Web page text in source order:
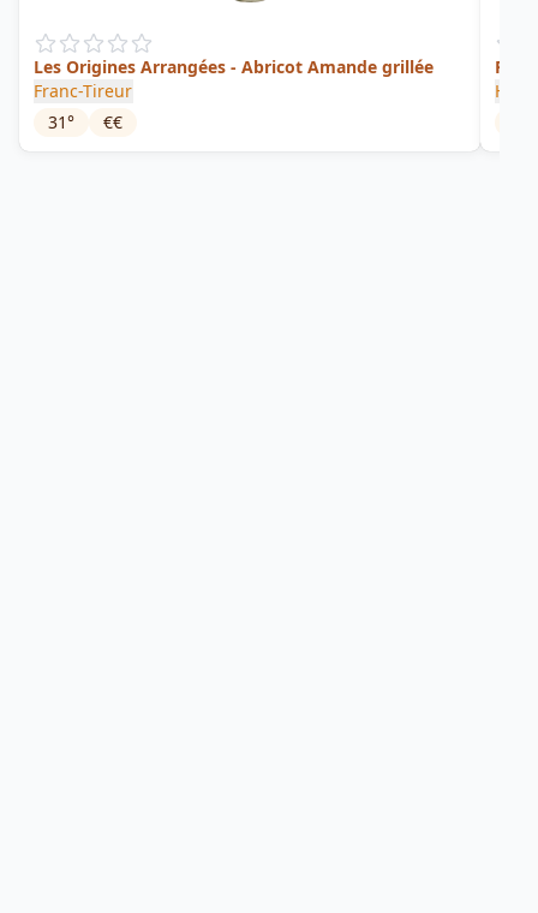
Les Origines Arrangées - Abricot Amande grillée
Franc-Tireur
31° €€